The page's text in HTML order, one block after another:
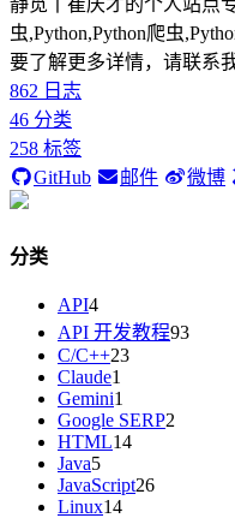
静觅丨崔庆才的个人站点
虫,Python,Python爬虫
要了解更多详情，请联系我
862 日志
46 分类
258 标签
GitHub
邮件 微博
分类
API4
API 开发教程93
C/C++23
Claude1
Gemini1
Google SERP2
HTML14
Java5
JavaScript26
Linux14